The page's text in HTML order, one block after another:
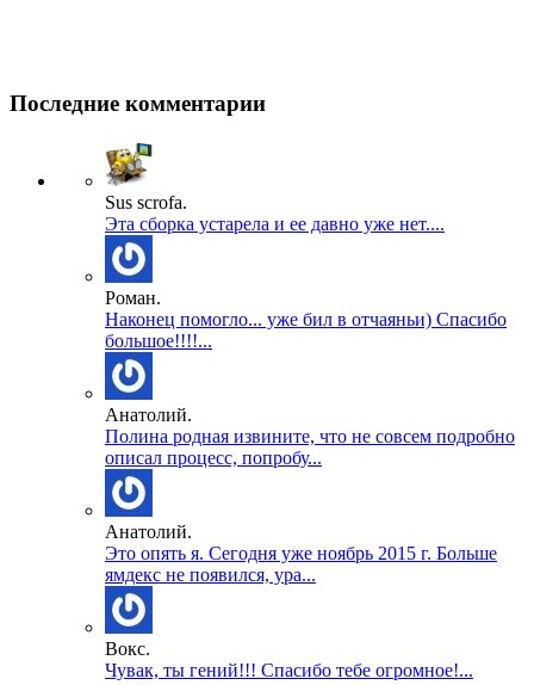
Последние комментарии
Sus scrofa.
Эта сборка устарела и ее давно уже нет....
Роман.
Наконец помогло... уже бил в отчаяньи) Спасибо
большое!!!!...
Анатолий.
Полина родная извините, что не совсем подробно
описал процесс, попробу...
Анатолий.
Это опять я. Сегодня уже ноябрь 2015 г. Больше
ямдекс не появился, ура...
Вокс.
Чувак, ты гений!!! Спасибо тебе огромное!...